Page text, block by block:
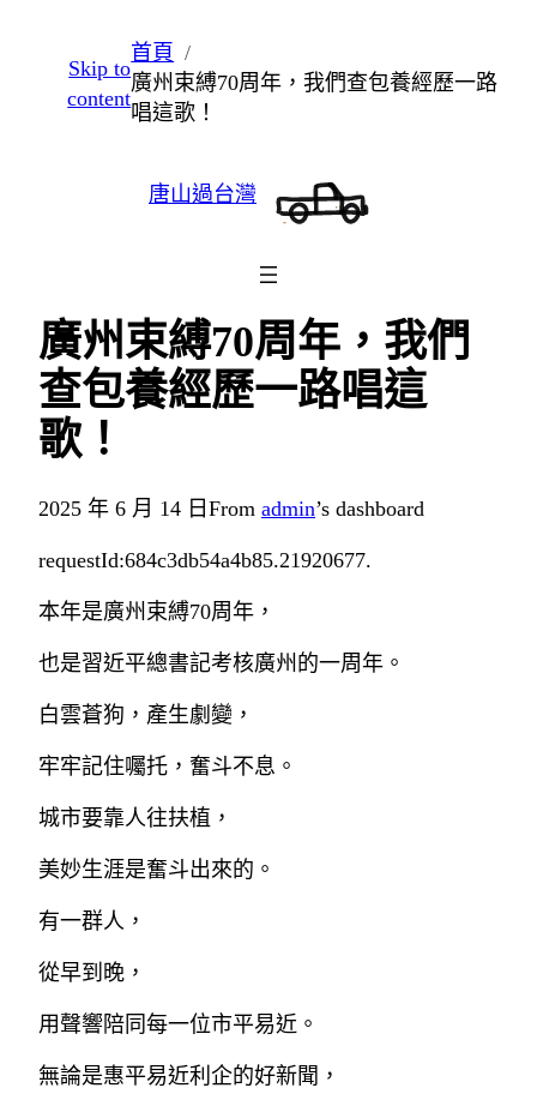
Skip to
content
首頁
廣州束縛70周年，我們查包養經歷一路
唱這歌！
唐山過台灣
廣州束縛70周年，我們
查包養經歷一路唱這
歌！
2025 年 6 月 14 日 From admin’s dashboard
requestId:684c3db54a4b85.21920677.
本年是廣州束縛70周年，
也是習近平總書記考核廣州的一周年。
白雲蒼狗，產生劇變，
牢牢記住囑托，奮斗不息。
城市要靠人往扶植，
美妙生涯是奮斗出來的。
有一群人，
從早到晚，
用聲響陪同每一位市平易近。
無論是惠平易近利企的好新聞，